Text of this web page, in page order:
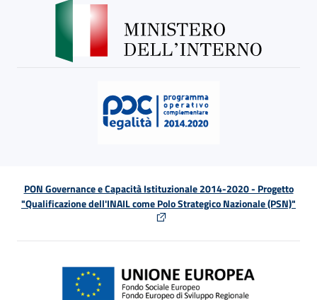
PON Governance e Capacità Istituzionale 2014-2020 - Progetto
"Qualificazione dell'INAIL come Polo Strategico Nazionale (PSN)"